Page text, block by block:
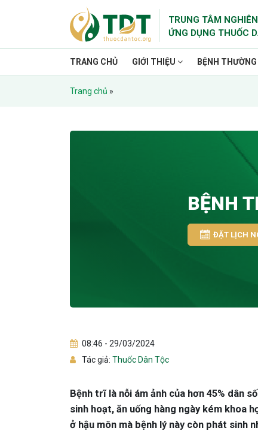
TRUNG TÂM
ỨNG DỤNG THUỐC
TRANG CHỦ GIỚI THIỆU BỆNH
Trang chủ »
BỆNH
ĐẶT LỊCH
08:46 - 29/03/2024
Tác giả: Thuốc Dân Tộc
Bệnh trĩ là nỗi ám ảnh của hơn 45% dân
sinh hoạt, ăn uống hàng ngày kém khoa
ở hậu môn mà bệnh lý này còn phát sinh